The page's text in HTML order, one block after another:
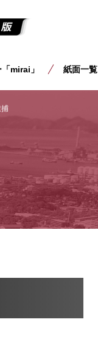
mirai」 紙面一覧